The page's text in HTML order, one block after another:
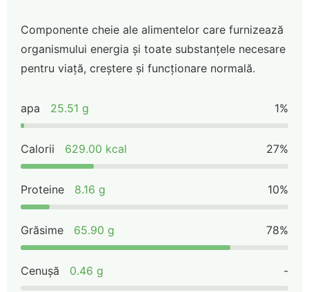
Componente cheie ale alimentelor care furnizează
organismului energia și toate substanțele necesare
pentru viață, creștere și funcționare normală.
apa 25.51 g 1%
Calorii 629.00 kcal 27%
Proteine 8.16 g 10%
Grăsime 65.90 g 78%
Cenușă 0.46 g -